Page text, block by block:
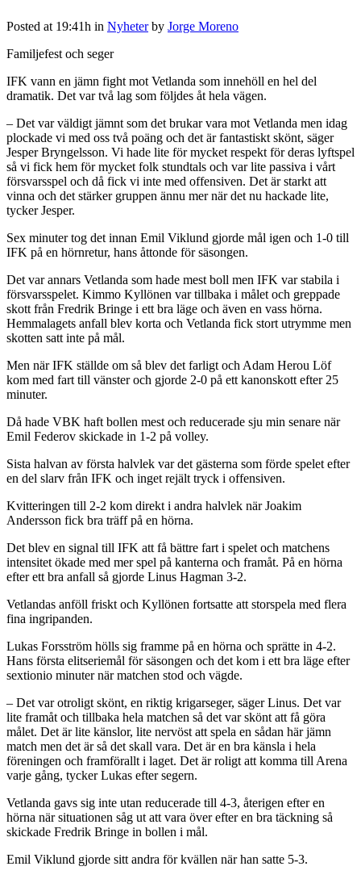
Posted at 19:41h in Nyheter by Jorge Moreno
Familjefest och seger
IFK vann en jämn fight mot Vetlanda som innehöll en hel del
dramatik. Det var två lag som följdes åt hela vägen.
– Det var väldigt jämnt som det brukar vara mot Vetlanda men idag
plockade vi med oss två poäng och det är fantastiskt skönt, säger
Jesper Bryngelsson. Vi hade lite för mycket respekt för deras lyftspel
så vi fick hem för mycket folk stundtals och var lite passiva i vårt
försvarsspel och då fick vi inte med offensiven. Det är starkt att
vinna och det stärker gruppen ännu mer när det nu hackade lite,
tycker Jesper.
Sex minuter tog det innan Emil Viklund gjorde mål igen och 1-0 till
IFK på en hörnretur, hans åttonde för säsongen.
Det var annars Vetlanda som hade mest boll men IFK var stabila i
försvarsspelet. Kimmo Kyllönen var tillbaka i målet och greppade
skott från Fredrik Bringe i ett bra läge och även en vass hörna.
Hemmalagets anfall blev korta och Vetlanda fick stort utrymme men
skotten satt inte på mål.
Men när IFK ställde om så blev det farligt och Adam Herou Löf
kom med fart till vänster och gjorde 2-0 på ett kanonskott efter 25
minuter.
Då hade VBK haft bollen mest och reducerade sju min senare när
Emil Federov skickade in 1-2 på volley.
Sista halvan av första halvlek var det gästerna som förde spelet efter
en del slarv från IFK och inget rejält tryck i offensiven.
Kvitteringen till 2-2 kom direkt i andra halvlek när Joakim
Andersson fick bra träff på en hörna.
Det blev en signal till IFK att få bättre fart i spelet och matchens
intensitet ökade med mer spel på kanterna och framåt. På en hörna
efter ett bra anfall så gjorde Linus Hagman 3-2.
Vetlandas anföll friskt och Kyllönen fortsatte att storspela med flera
fina ingripanden.
Lukas Forsström hölls sig framme på en hörna och sprätte in 4-2.
Hans första elitseriemål för säsongen och det kom i ett bra läge efter
sextionio minuter när matchen stod och vägde.
– Det var otroligt skönt, en riktig krigarseger, säger Linus. Det var
lite framåt och tillbaka hela matchen så det var skönt att få göra
målet. Det är lite känslor, lite nervöst att spela en sådan här jämn
match men det är så det skall vara. Det är en bra känsla i hela
föreningen och framförallt i laget. Det är roligt att komma till Arena
varje gång, tycker Lukas efter segern.
Vetlanda gavs sig inte utan reducerade till 4-3, återigen efter en
hörna när situationen såg ut att vara över efter en bra täckning så
skickade Fredrik Bringe in bollen i mål.
Emil Viklund gjorde sitt andra för kvällen när han satte 5-3.